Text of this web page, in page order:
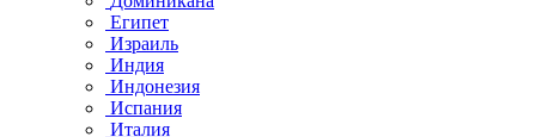
Египет
Израиль
Индия
Индонезия
Испания
Италия